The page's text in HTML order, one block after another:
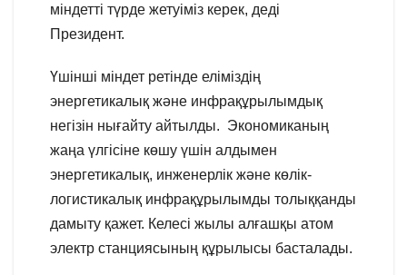
міндетті түрде жетуіміз керек, деді
Президент.
Үшінші міндет ретінде еліміздің
энергетикалық және инфрақұрылымдық
негізін нығайту айтылды. Экономиканың
жаңа үлгісіне көшу үшін алдымен
энергетикалық, инженерлік және көлік-
логистикалық инфрақұрылымды толыққанды
дамыту қажет. Келесі жылы алғашқы атом
электр станциясының құрылысы басталады.